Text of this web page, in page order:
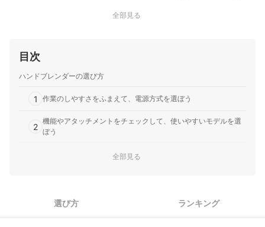
と熱湯消毒対応のステンレス部
少量調理対応の離乳食ブレンダーと専用計量カップ付属1台6
節機能と本体を除くパーツの食洗機対応
デロンギ・ジャパン｜ブラウン｜マルチクイック 5 Pro ハン
ミニフードプロセッサーとサイズコントロールチョッパー付
属の1台11役消費電力400Wのモーターと25段階スピード調
全部見る
目次
ハンドブレンダーの選び方
1 作業のしやすさをふまえて、電源方式を選ぼう
2
機能やアタッチメントをチェックして、使いやすいモデルを選
ぼう
スイッチの形状もチェック！疲れにくさなら突出タイプ・調整
しやすさなら押し込みタイプ
氷も砕けるハンドブレンダー全45商品おすすめ人気ランキング
全部見る
選び方 ランキング